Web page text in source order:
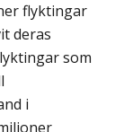
flyktingar
deras
som
i